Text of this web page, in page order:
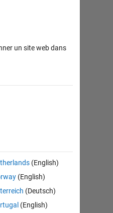
un site web dans
(English)
(English)
(Deutsch)
(English)